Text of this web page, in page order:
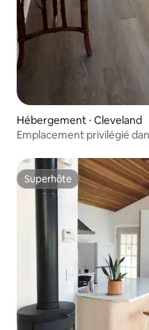
Hébergement ⋅ Cleveland
Emplacement privilégié
Superhôte
Superhôte